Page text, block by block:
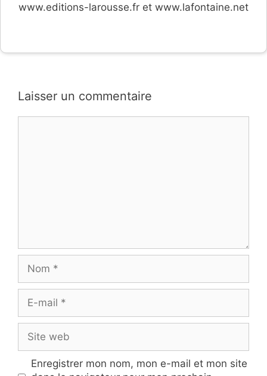
www.editions-larousse.fr et www.lafontaine.net
Laisser un commentaire
mail
web
Enregistrer mon nom, mon e-mail et mon site